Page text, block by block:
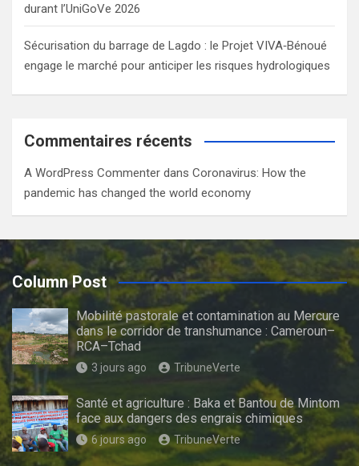
durant l’UniGoVe 2026
Sécurisation du barrage de Lagdo : le Projet VIVA‑Bénoué
engage le marché pour anticiper les risques hydrologiques
Commentaires récents
A WordPress Commenter dans Coronavirus: How the
pandemic has changed the world economy
Column Post
Mobilité pastorale et contamination au Mercure
dans le corridor de transhumance : Cameroun–
RCA–Tchad
3 jours ago TribuneVerte
Santé et agriculture : Baka et Bantou de Mintom
face aux dangers des engrais chimiques
6 jours ago TribuneVerte